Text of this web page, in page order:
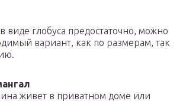
виде глобуса предостаточно, можно
вариант, как по размерам, так
живет в приватном доме или